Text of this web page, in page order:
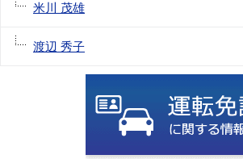
米川 茂雄
渡辺 秀子